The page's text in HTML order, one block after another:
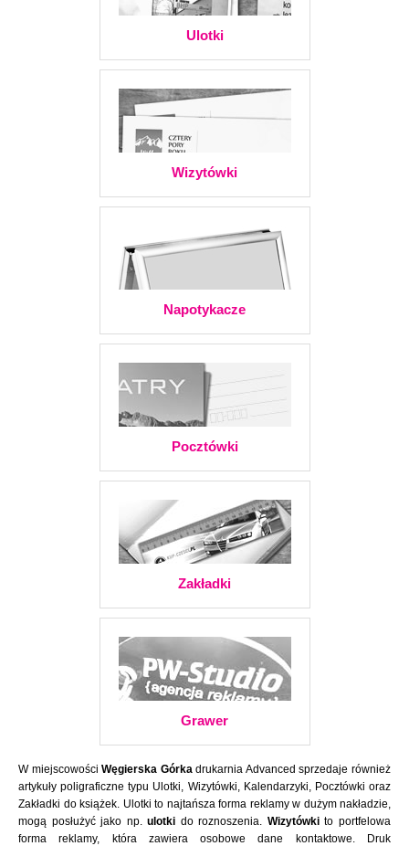
Ulotki
Wizytówki
Napotykacze
Pocztówki
Zakładki
Grawer
W miejscowościWęgierska Górkadrukarnia Advanced sprzedaje również
artykuły poligraficzne typu Ulotki, Wizytówki, Kalendarzyki, Pocztówki oraz
Zakładki do książek. Ulotki to najtańsza forma reklamy w dużym nakładzie,
mogą posłużyć jako np.ulotki do roznoszenia. Wizytówkito portfelowa
forma reklamy, która zawiera osobowe dane kontaktowe. Druk